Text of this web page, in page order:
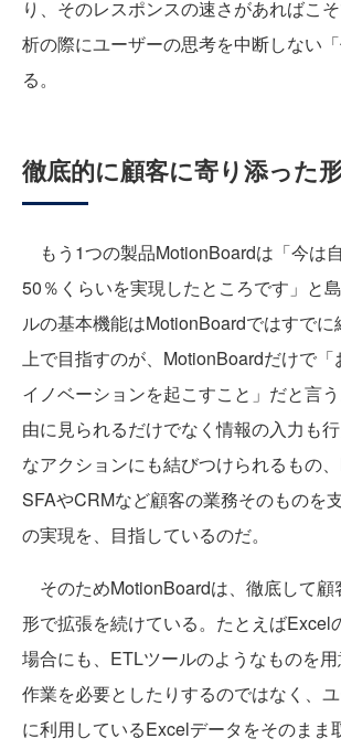
り、そのレスポンスの速さがあればこそ
析の際にユーザーの思考を中断しない
る。
徹底的に顧客に寄り添った
もう1つの製品MotionBoardは「今は
50％くらいを実現したところです」と
ルの基本機能はMotionBoardではすで
上で目指すのが、MotionBoardだけで「
イノベーションを起こすこと」だと言
由に見られるだけでなく情報の入力も
なアクションにも結びつけられるもの
SFAやCRMなど顧客の業務そのものを
の実現を、目指しているのだ。
そのためMotionBoardは、徹底して顧
形で拡張を続けている。たとえばExcel
場合にも、ETLツールのようなものを
作業を必要としたりするのではなく、
に利用しているExcelデータをそのまま